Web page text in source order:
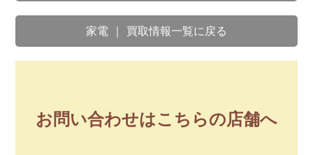
家電 ｜ 買取情報一覧に戻る
お問い合わせはこちらの店舗へ